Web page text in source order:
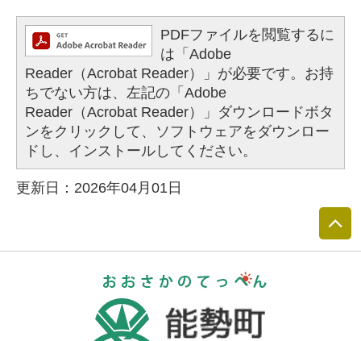
PDFファイルを閲覧するに
は「Adobe
Reader（Acrobat Reader）」が必要です。お持
ちでない方は、左記の「Adobe
Reader（Acrobat Reader）」ダウンロードボタ
ンをクリックして、ソフトウェアをダウンロー
ドし、インストールしてください。
更新日：2026年04月01日